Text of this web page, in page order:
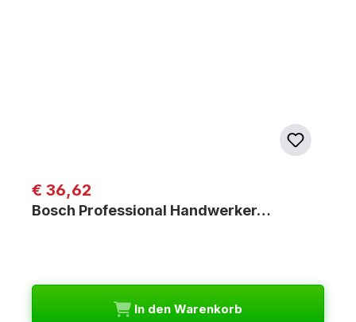
Regulärer Preis:
€ 36,62
Bosch Professional Handwerker…
In den Warenkorb